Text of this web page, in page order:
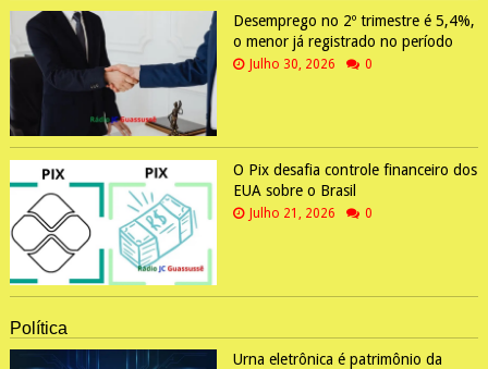
Desemprego no 2º trimestre é 5,4%,
o menor já registrado no período
Julho 30, 2026 0
O Pix desafia controle financeiro dos
EUA sobre o Brasil
Julho 21, 2026 0
Política
Urna eletrônica é patrimônio da